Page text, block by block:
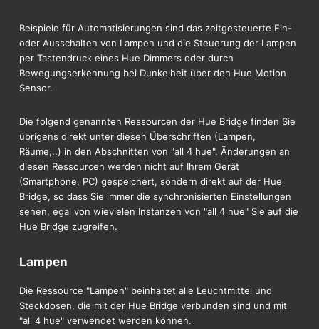
Beispiele für Automatisierungen sind das zeitgesteuerte Ein-
oder Ausschalten von Lampen und die Steuerung der Lampen
per Tastendruck eines Hue Dimmers oder durch
Bewegungserkennung bei Dunkelheit über den Hue Motion
Sensor.
Die folgend genannten Ressourcen der Hue Bridge finden Sie
übrigens direkt unter diesen Überschriften (Lampen,
Räume,..) in den Abschnitten von "all 4 hue". Änderungen an
diesen Ressourcen werden nicht auf Ihrem Gerät
(Smartphone, PC) gespeichert, sondern direkt auf der Hue
Bridge, so dass Sie immer die synchronisierten Einstellungen
sehen, egal von wievielen Instanzen von "all 4 hue" Sie auf die
Hue Bridge zugreifen.
Lampen
Die Ressource "Lampen" beinhaltet alle Leuchtmittel und
Steckdosen, die mit der Hue Bridge verbunden sind und mit
"all 4 hue" verwendet werden können.